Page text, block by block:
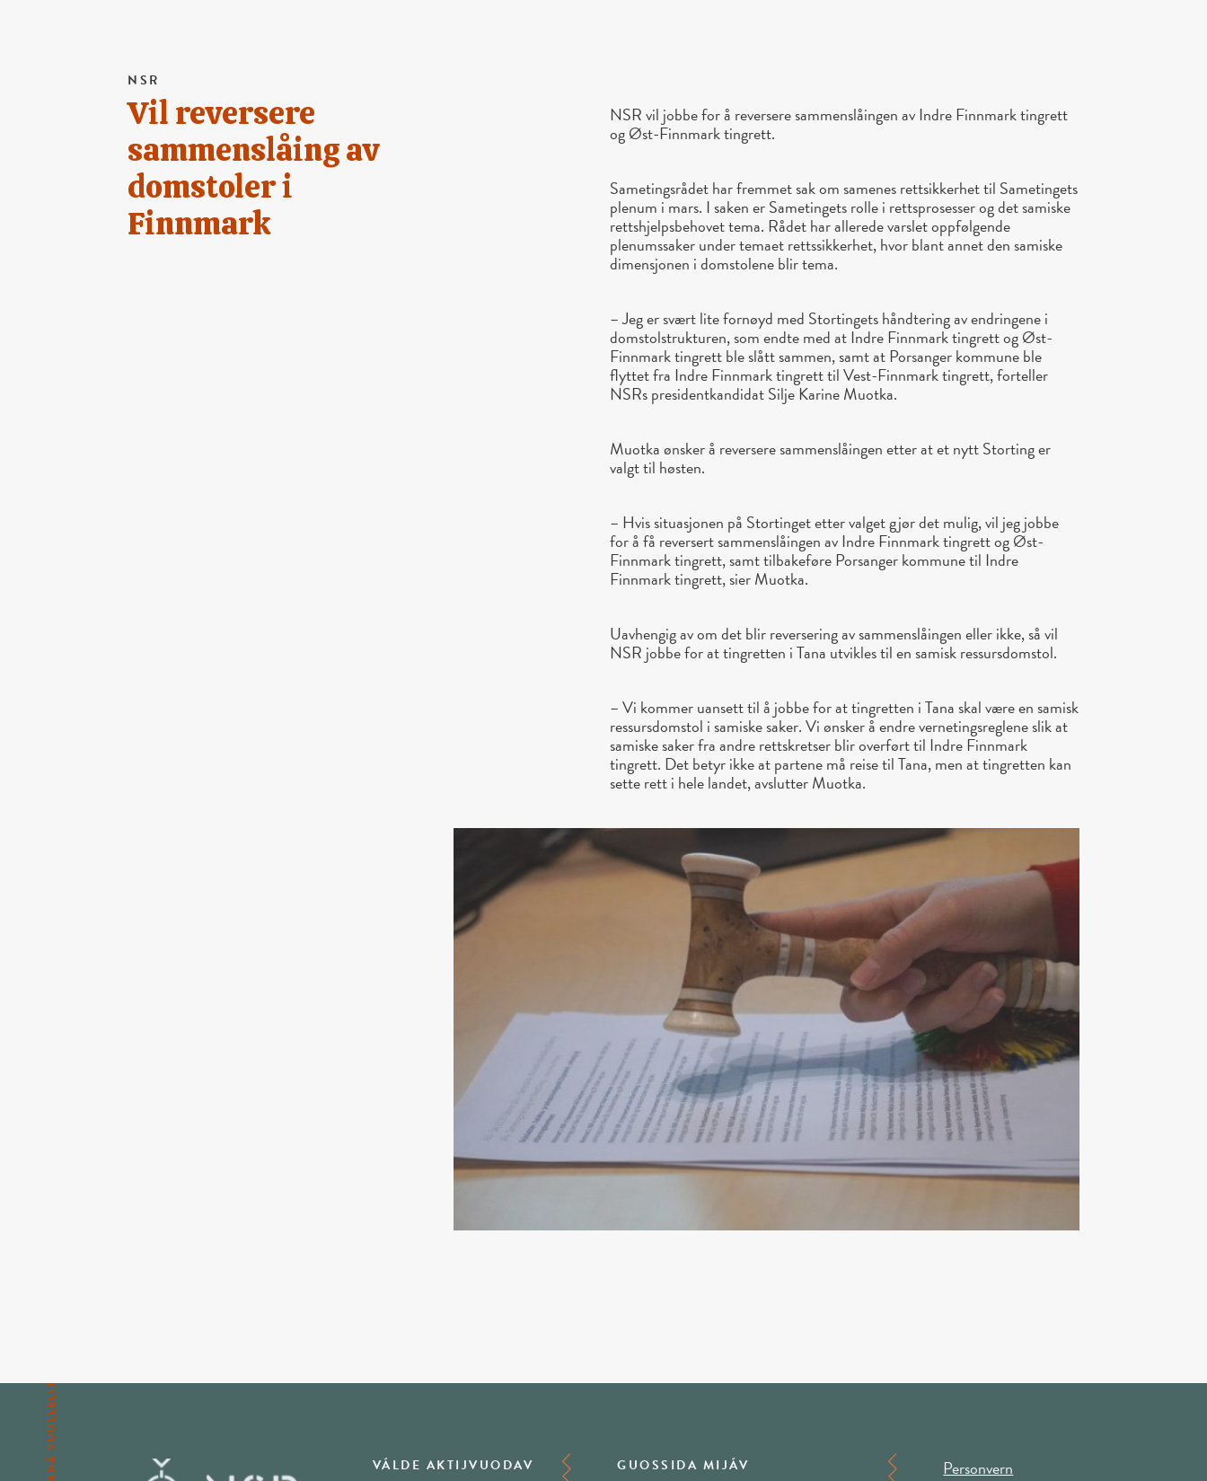
MANÁ VUOLLELIJ
NSR
Vil reversere
sammenslåing av
domstoler i
Finnmark
NSR vil jobbe for å reversere sammenslåingen av Indre Finnmark tingrett
og Øst-Finnmark tingrett.
Sametingsrådet har fremmet sak om samenes rettsikkerhet til Sametingets
plenum i mars. I saken er Sametingets rolle i rettsprosesser og det samiske
rettshjelpsbehovet tema. Rådet har allerede varslet oppfølgende
plenumssaker under temaet rettssikkerhet, hvor blant annet den samiske
dimensjonen i domstolene blir tema.
– Jeg er svært lite fornøyd med Stortingets håndtering av endringene i
domstolstrukturen, som endte med at Indre Finnmark tingrett og Øst-
Finnmark tingrett ble slått sammen, samt at Porsanger kommune ble
flyttet fra Indre Finnmark tingrett til Vest-Finnmark tingrett, forteller
NSRs presidentkandidat Silje Karine Muotka.
Muotka ønsker å reversere sammenslåingen etter at et nytt Storting er
valgt til høsten.
– Hvis situasjonen på Stortinget etter valget gjør det mulig, vil jeg jobbe
for å få reversert sammenslåingen av Indre Finnmark tingrett og Øst-
Finnmark tingrett, samt tilbakeføre Porsanger kommune til Indre
Finnmark tingrett, sier Muotka.
Uavhengig av om det blir reversering av sammenslåingen eller ikke, så vil
NSR jobbe for at tingretten i Tana utvikles til en samisk ressursdomstol.
– Vi kommer uansett til å jobbe for at tingretten i Tana skal være en samisk
ressursdomstol i samiske saker. Vi ønsker å endre vernetingsreglene slik at
samiske saker fra andre rettskretser blir overført til Indre Finnmark
tingrett. Det betyr ikke at partene må reise til Tana, men at tingretten kan
sette rett i hele landet, avslutter Muotka.
VÁLDE AKTIJVUODAV GUOSSIDA MIJÁV Personvern